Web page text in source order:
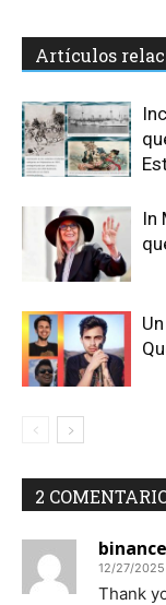
Artículos
In
2
12/27/
Thank